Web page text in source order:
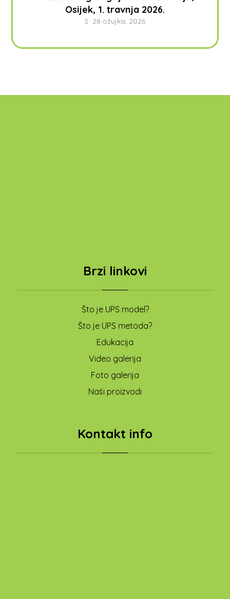
Osijek, 1. travnja 2026.
28 ožujka, 2026
Brzi linkovi
Što je UPS model?
Što je UPS metoda?
Edukacija
Video galerija
Foto galerija
Naši proizvodi
Kontakt info